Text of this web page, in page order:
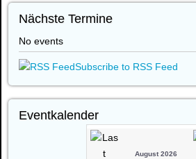
Nächste Termine
No events
Subscribe to RSS Feed
Eventkalender
August 2026